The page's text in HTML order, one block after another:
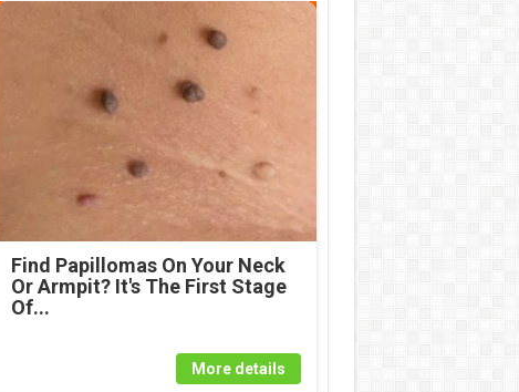
Find Papillomas On Your Neck
Or Armpit? It's The First Stage
Of...
More details